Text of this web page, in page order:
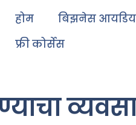
होम बिझनेस
फ्री कोर्सेस